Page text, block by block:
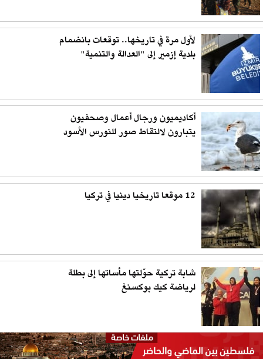
لأول مرة في تاريخها.. توقعات بانضمام
بلدية إزمير إلى "العدالة والتنمية"
أكاديميون ورجال أعمال وصحفيون
يتبارون لالتقاط صور للنورس الأسود
12 موقعا تاريخيا دينيا في تركيا
شابة تركية حوّلتها مأساتها إلى بطلة
لرياضة كيك بوكسنغ